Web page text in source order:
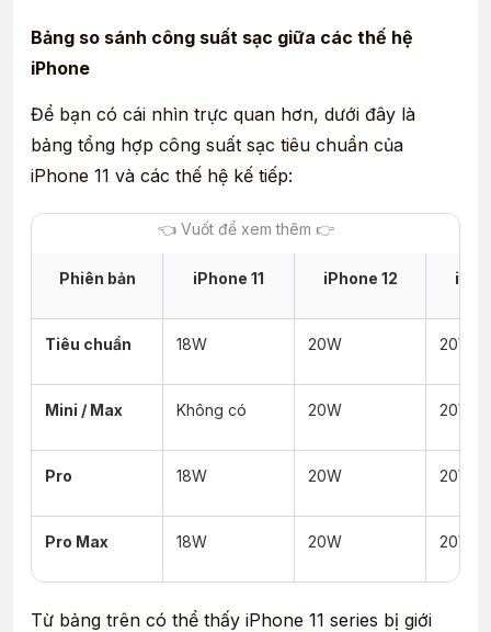
Bảng so sánh công suất sạc giữa các thế hệ
iPhone
Để bạn có cái nhìn trực quan hơn, dưới đây là
bảng tổng hợp công suất sạc tiêu chuẩn của
iPhone 11 và các thế hệ kế tiếp:
Phiên bản iPhone 11 iPhone 12
Tiêu chuẩn 18W 20W 20W
Mini / Max Không có 20W 20W
Pro 18W 20W 20W
Pro Max 18W 20W 20W
Từ bảng trên có thể thấy iPhone 11 series bị giới